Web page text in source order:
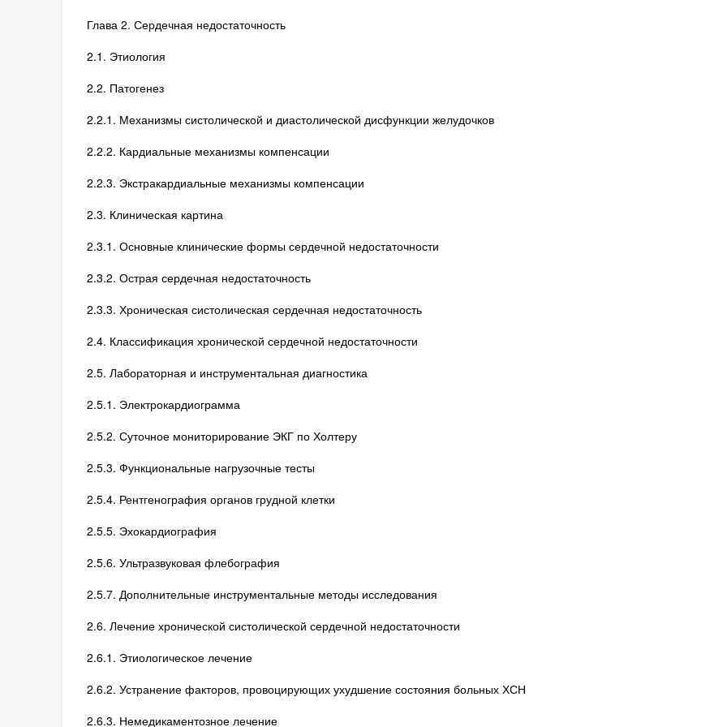
Глава 2. Сердечная недостаточность
2.1. Этиология
2.2. Патогенез
2.2.1. Механизмы систолической и диастолической дисфункции желудочков
2.2.2. Кардиальные механизмы компенсации
2.2.3. Экстракардиальные механизмы компенсации
2.3. Клиническая картина
2.3.1. Основные клинические формы сердечной недостаточности
2.3.2. Острая сердечная недостаточность
2.3.3. Хроническая систолическая сердечная недостаточность
2.4. Классификация хронической сердечной недостаточности
2.5. Лабораторная и инструментальная диагностика
2.5.1. Электрокардиограмма
2.5.2. Суточное мониторирование ЭКГ по Холтеру
2.5.3. Функциональные нагрузочные тесты
2.5.4. Рентгенография органов грудной клетки
2.5.5. Эхокардиография
2.5.6. Ультразвуковая флебография
2.5.7. Дополнительные инструментальные методы исследования
2.6. Лечение хронической систолической сердечной недостаточности
2.6.1. Этиологическое лечение
2.6.2. Устранение факторов, провоцирующих ухудшение состояния больных ХСН
2.6.3. Немедикаментозное лечение